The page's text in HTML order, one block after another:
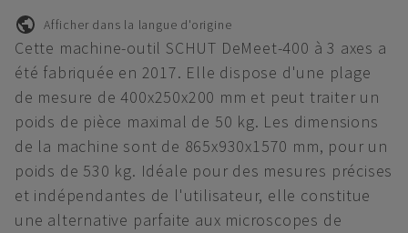
Afficher dans la langue d'origine
Cette machine-outil SCHUT DeMeet-400 à 3 axes a
été fabriquée en 2017. Elle dispose d'une plage
de mesure de 400x250x200 mm et peut traiter un
poids de pièce maximal de 50 kg. Les dimensions
de la machine sont de 865x930x1570 mm, pour un
poids de 530 kg. Idéale pour des mesures précises
et indépendantes de l'utilisateur, elle constitue
une alternative parfaite aux microscopes de